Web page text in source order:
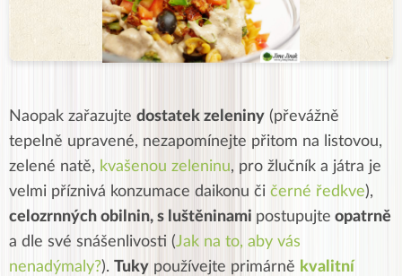
Naopak zařazujte dostatek zeleniny (převážně
tepelně upravené, nezapomínejte přitom na listovou,
zelené natě, kvašenou zeleninu, pro žlučník a játra je
velmi příznivá konzumace daikonu či černé ředkve),
celozrnných obilnin, s luštěninami postupujte opatrně
a dle své snášenlivosti (Jak na to, aby vás
nenadýmaly?). Tuky používejte primárně kvalitní